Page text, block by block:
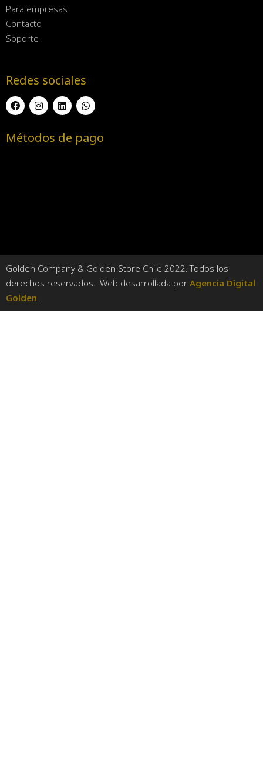
Para empresas
Contacto
Soporte
Redes sociales
Métodos de pago
Golden Company & Golden Store Chile 2022. Todos los
derechos reservados. Web desarrollada por Agencia Digital
Golden